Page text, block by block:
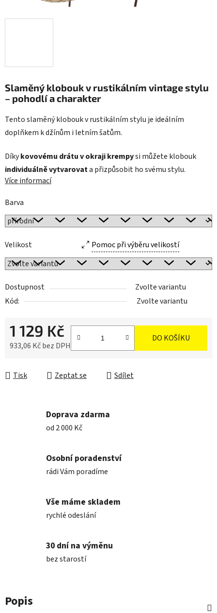
Slaměný klobouk v rustikálním vintage stylu
– pohodlí a charakter
Tento slaměný klobouk v rustikálním stylu je ideálním
doplňkem k džínům i letním šatům.
Díkykovovému drátu v okraji krempysi můžete klobouk
individuálně vytvarovata přizpůsobit ho svému stylu.
Více informací
Barva
Velikost Pomoc při výběru velikostí
Dostupnost
Zvolte variantu
Kód:
Zvolte variantu
1 129 Kč
933,06 Kč bez DPH
DO KOŠÍKU
Tisk Zeptat se Sdílet
Doprava zdarma
od 2 000 Kč
Osobní poradenství
rádi Vám poradíme
Vše máme skladem
rychlé odeslání
30 dní na výměnu
bez starostí
Popis